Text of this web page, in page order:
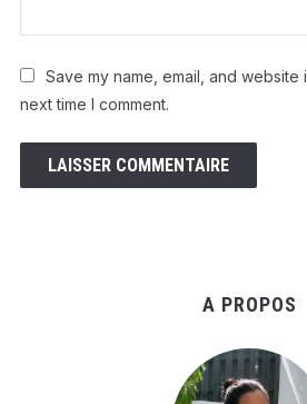
Save my name, email, and
next time I comment.
A PROPOS